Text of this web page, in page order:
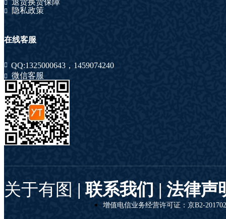
退货换货保障
隐私政策
在线客服
QQ:1325000643 ， 1459074240
微信客服
关于有图 | 联系我们 | 法律声
增值电信业务经营许可证：京B2-